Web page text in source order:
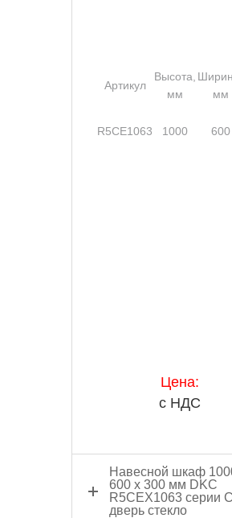
Артикул
Высота,
мм
мм
R5CE1063 1000 600
Цена:
с НДС
Навесной шкаф
600 x 300 мм DKC
R5CEX1063 серии
дверь стекло